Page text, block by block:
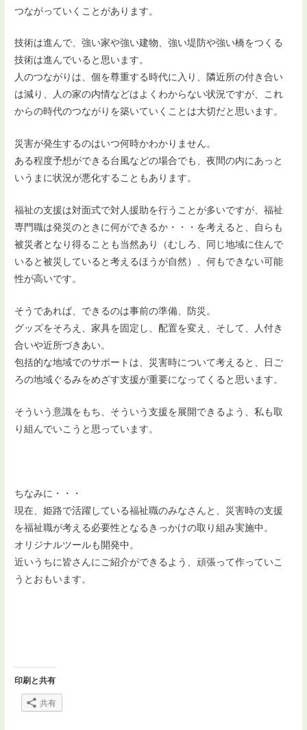
つながっていくことがあります。
技術は進んで、強い家や強い建物、強い堤防や強い橋をつくる
技術は進んでいると思います。
人のつながりは、個を尊重する時代に入り、隣近所の付き合い
は減り、人の家の内情などはよくわからない状況ですが、これ
からの時代のつながりを築いていくことは大切だと思います。
災害が発生するのはいつ何時かわかりません。
ある程度予想ができる台風などの場合でも、夜間の内にあっと
いうまに状況が悪化することもあります。
福祉の支援は対面式で対人援助を行うことが多いですが、福祉
専門職は発災のときに何ができるか・・・を考えると、自らも
被災者となり得ることも当然あり（むしろ、同じ地域に住んで
いると被災していると考えるほうが自然）、何もできない可能
性が高いです。
そうであれば、できるのは事前の準備、防災。
グッズをそろえ、家具を固定し、配置を変え、そして、人付き
合いや近所づきあい。
包括的な地域でのサポートは、災害時について考えると、日ご
ろの地域ぐるみをめざす支援が重要になってくると思います。
そういう意識をもち、そういう支援を展開できるよう、私も取
り組んでいこうと思っています。
ちなみに・・・
現在、姫路で活躍している福祉職のみなさんと、災害時の支援
を福祉職が考える必要性となるきっかけの取り組み実施中。
オリジナルツールも開発中。
近いうちに皆さんにご紹介ができるよう、頑張って作っていこ
うとおもいます。
印刷と共有
共有